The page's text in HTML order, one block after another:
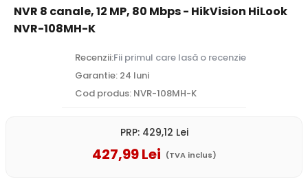
NVR 8 canale, 12 MP, 80 Mbps - HikVision HiLook
NVR-108MH-K
Recenzii:Fii primul care lasă o recenzie
Garantie: 24 luni
Cod produs: NVR-108MH-K
PRP: 429,12 Lei
427,99Lei (TVA inclus)